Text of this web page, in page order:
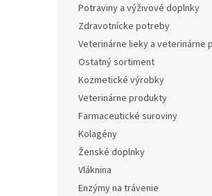
Potraviny a výživové doplnky
Zdravotnícke potreby
Veterinárne lieky a veterinárne
Ostatný sortiment
Kozmetické výrobky
Veterinárne produkty
Farmaceutické suroviny
Kolagény
Ženské doplnky
Vláknina
Enzýmy na trávenie